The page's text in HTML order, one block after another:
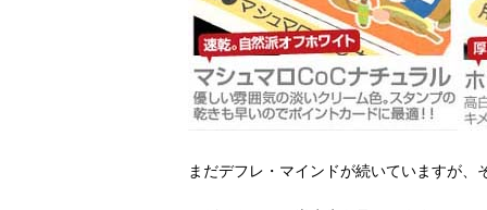
まだデフレ・マインドが続いていますが